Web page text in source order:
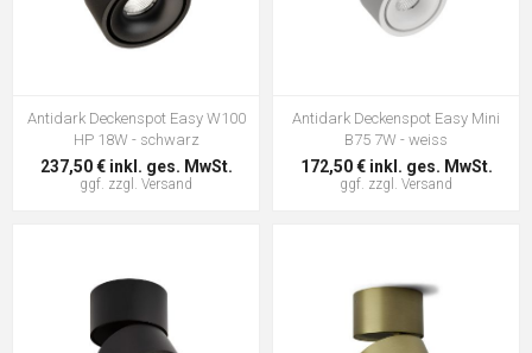
Antidark Deckenspot Easy W100
HP 18W - schwarz
237,50 € inkl. ges. MwSt.
ggf. zzgl. Versand
Antidark Deckenspot Easy Mini
B75 7W - weiss
172,50 € inkl. ges. MwSt.
ggf. zzgl. Versand